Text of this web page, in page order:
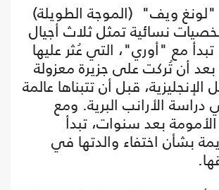
"لونغ ويف" (الموجة الطويلة)
نسائية تمثل ثلاث أجيال
مع "أوري"، التي عُثر عليها
أن تُركت على جزيرة معزولة
الإنجليزية، قبل أن تتبناها عالمة
الأرانب البرية. ومع
الأمومة بعد سنوات، تبدأ
بشأن اختفاء والدتها في